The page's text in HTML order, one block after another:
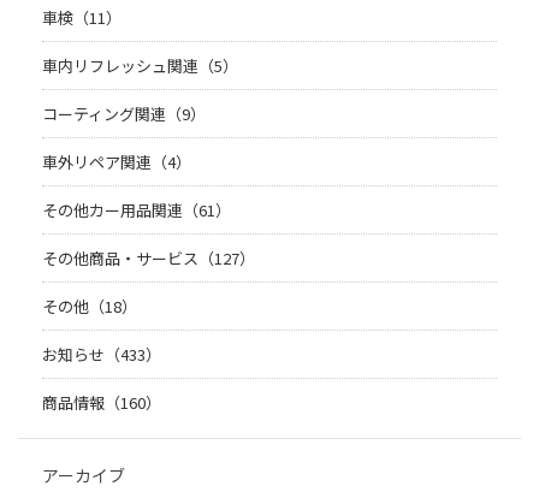
車検（11）
車内リフレッシュ関連（5）
コーティング関連（9）
車外リペア関連（4）
その他カー用品関連（61）
その他商品・サービス（127）
その他（18）
お知らせ（433）
商品情報（160）
アーカイブ